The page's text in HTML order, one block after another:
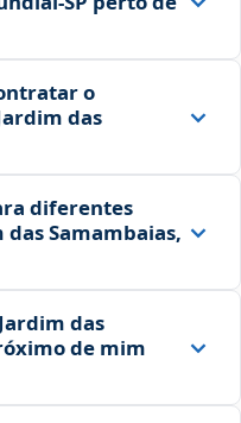
o
das
diferentes
Samambaias,
das
de mim